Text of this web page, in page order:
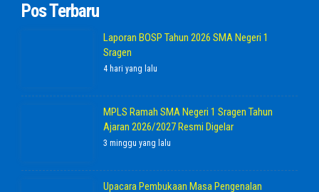
Pos Terbaru
Laporan BOSP Tahun 2026 SMA Negeri 1
Sragen
4 hari yang lalu
MPLS Ramah SMA Negeri 1 Sragen Tahun
Ajaran 2026/2027 Resmi Digelar
3 minggu yang lalu
Upacara Pembukaan Masa Pengenalan